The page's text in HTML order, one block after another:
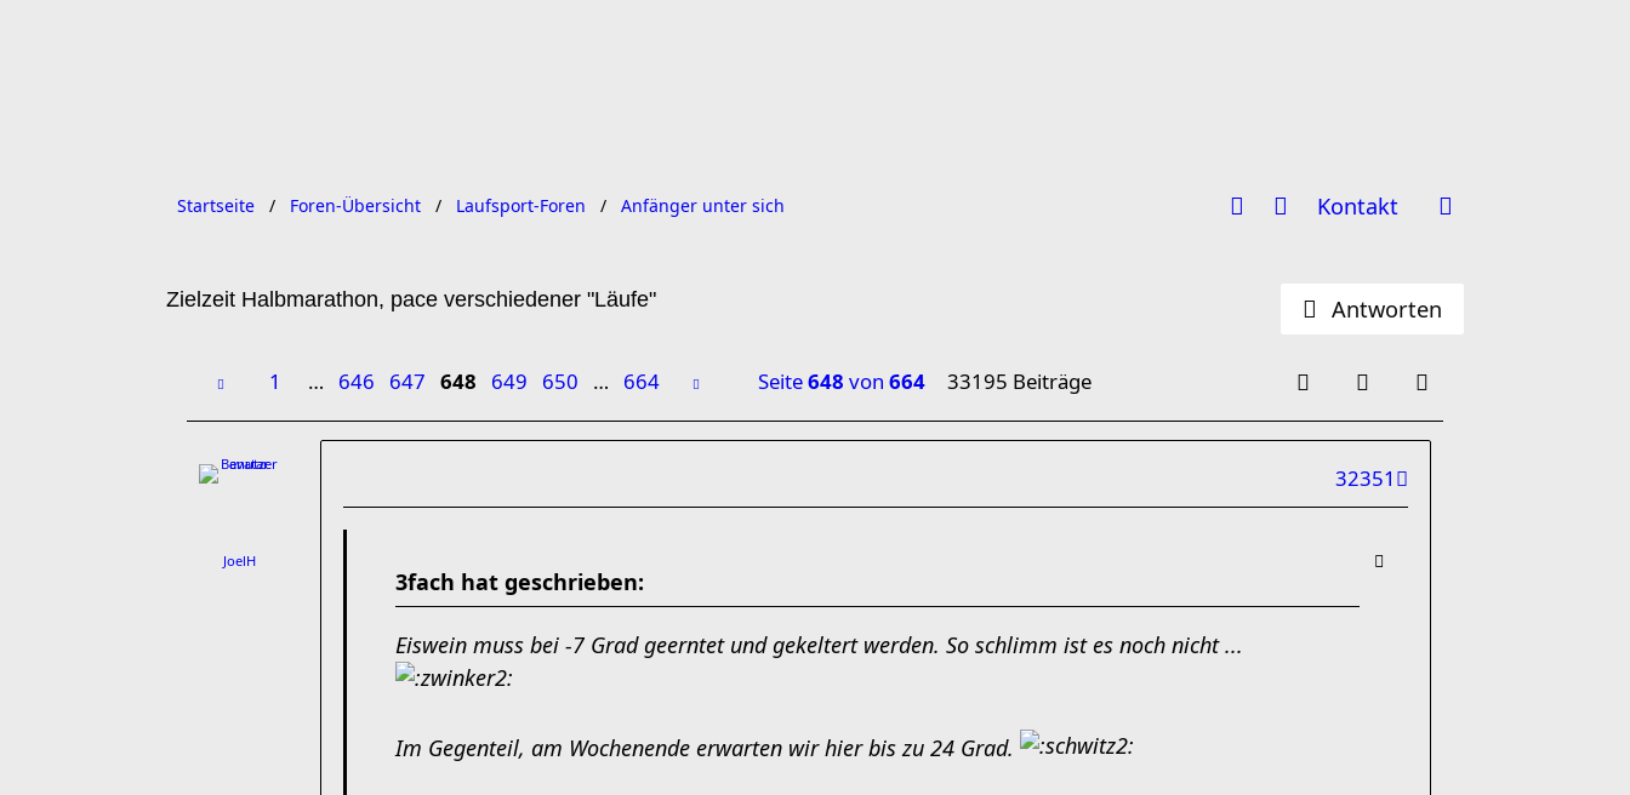
Kontakt
Startseite Foren-Übersicht Laufsport-Foren Anfänger unter sich
Zielzeit Halbmarathon, pace verschiedener "Läufe" Antworten
1 … 646 647 648 649 650 … 664 Seite648 von 664 33195 Beiträge
JoelH
32351
3fach hat geschrieben:
Eiswein muss bei -7 Grad geerntet und gekeltert werden. So schlimm ist es noch nicht ...
Im Gegenteil, am Wochenende erwarten wir hier bis zu 24 Grad.